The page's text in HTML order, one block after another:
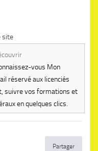
site
vous Mon
réservé aux licenciés
suivre vos formations et
en quelques clics.
Partager